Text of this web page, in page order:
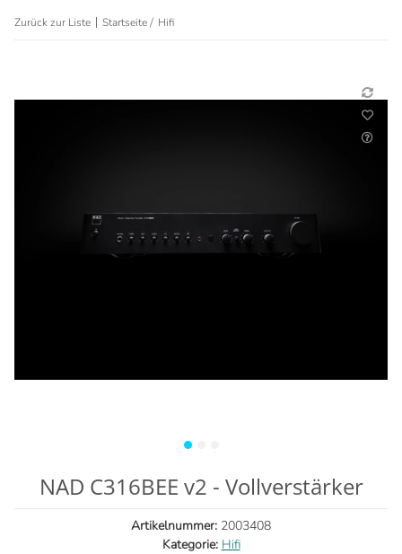
Zurück zur Liste Startseite Hifi
NAD C316BEE v2 - Vollverstärker
Artikelnummer: 2003408
Kategorie: Hifi